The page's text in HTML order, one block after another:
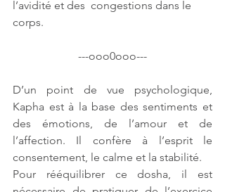
l’avidité et des  congestions dans le
corps.
---ooo0ooo---
D’un point de vue psychologique,
Kapha est à la base des sentiments et
des émotions, de l’amour et de
l’affection. Il confère à l’esprit le
consentement, le calme et la stabilité.
Pour rééquilibrer ce dosha, il est